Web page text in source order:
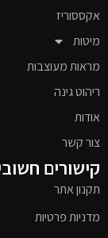
אקססוריז
מיטות
מראות מעוצבות
ריהוט גינה
אודות
צור קשר
קישורים
תקנון אתר
מדניות פרטיות